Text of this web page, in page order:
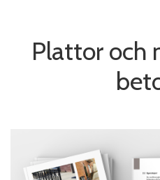
Plattor och